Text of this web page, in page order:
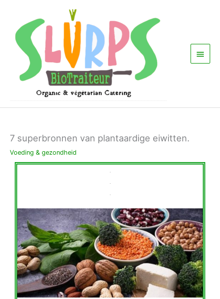
inhoud
7 superbronnen van plantaardige eiwitten.
Voeding & gezondheid